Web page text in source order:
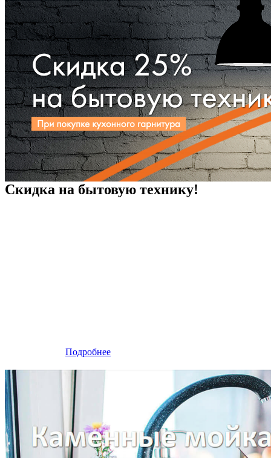
Скидка на бытовую технику!
Подробнее